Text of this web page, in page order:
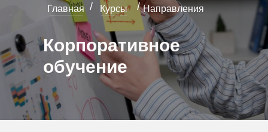
Корпоративное
обучение
Главная Курсы
/ Направления
/